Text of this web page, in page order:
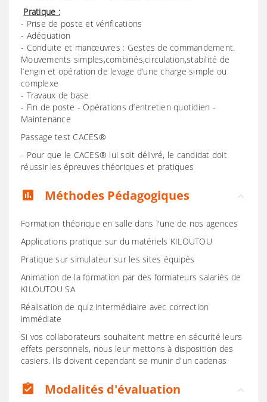
Pratique :
- Prise de poste et vérifications
- Adéquation
- Conduite et manœuvres : Gestes de commandement.
Mouvements simples,combinés,circulation,stabilité de
l’engin et opération de levage d’une charge simple ou
complexe
- Travaux de base
- Fin de poste - Opérations d’entretien quotidien -
Maintenance
Passage test CACES®
- Pour que le CACES® lui soit délivré, le candidat doit
réussir les épreuves théoriques et pratiques
assessment Méthodes Pédagogiques
Formation théorique en salle dans l'une de nos agences
Applications pratique sur du matériels KILOUTOU
Pratique sur simulateur sur les sites équipés
Animation de la formation par des formateurs salariés de
KILOUTOU SA
Réalisation de quiz intermédiaire avec correction
immédiate
Si vos collaborateurs souhaitent mettre en sécurité leurs
effets personnels, nous leur mettons à disposition des
casiers. Ils doivent cependant se munir d'un cadenas
assignment_turned_in Modalités d'évaluation